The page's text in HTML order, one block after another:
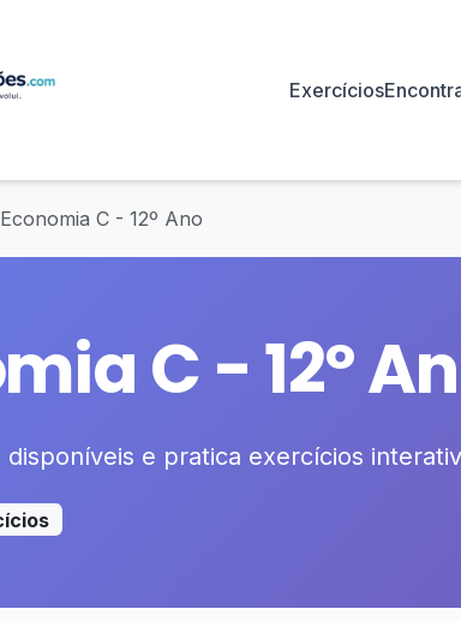
Exercícios
Economia C - 12º Ano
C - 12º
disponíveis e pratica exercícios